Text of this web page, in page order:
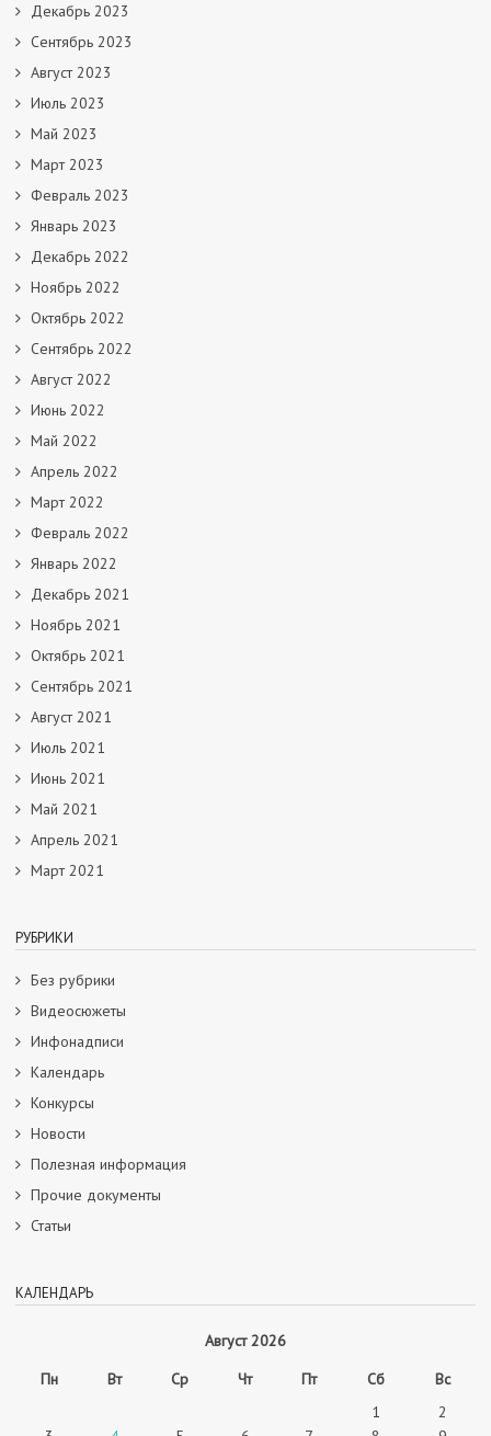
Декабрь 2023
Сентябрь 2023
Август 2023
Июль 2023
Май 2023
Март 2023
Февраль 2023
Январь 2023
Декабрь 2022
Ноябрь 2022
Октябрь 2022
Сентябрь 2022
Август 2022
Июнь 2022
Май 2022
Апрель 2022
Март 2022
Февраль 2022
Январь 2022
Декабрь 2021
Ноябрь 2021
Октябрь 2021
Сентябрь 2021
Август 2021
Июль 2021
Июнь 2021
Май 2021
Апрель 2021
Март 2021
РУБРИКИ
Без рубрики
Видеосюжеты
Инфонадписи
Календарь
Конкурсы
Новости
Полезная информация
Прочие документы
Статьи
КАЛЕНДАРЬ
Август 2026
Пн
Вт Ср Чт Пт Сб
Вс
1
2